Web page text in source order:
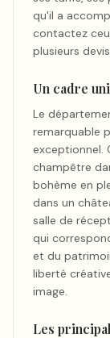
qu'il a
contactez
plusieurs
Un cadre
Le
remarquable
exceptionnel.
champêtre
bohème en
dans un
salle de
qui
et du
liberté
image.
Les